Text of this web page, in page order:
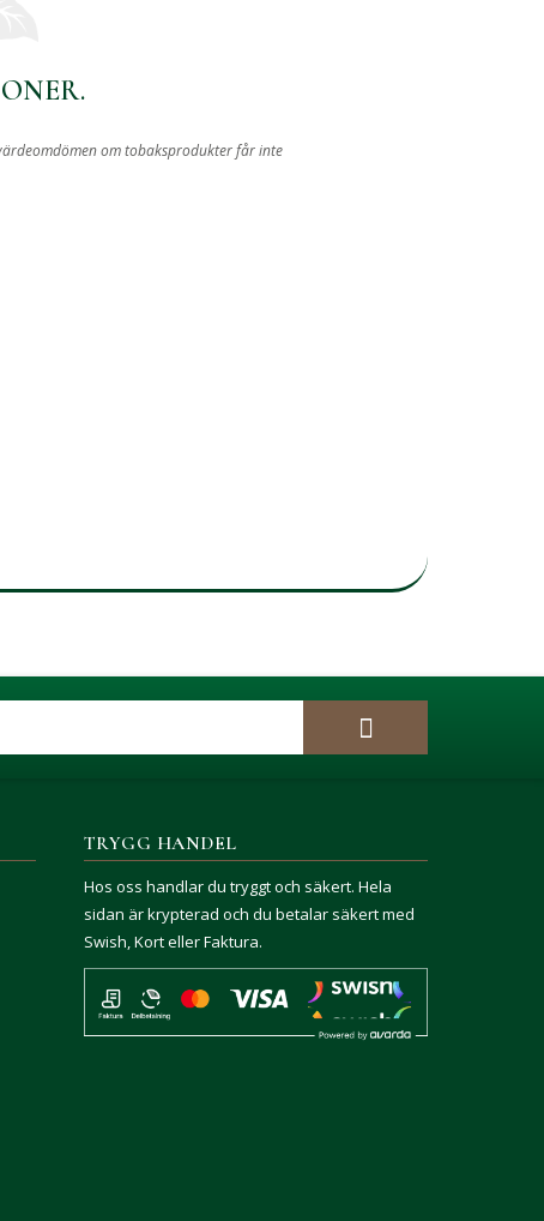
om tobaksprodukter får inte
TRYGG HANDEL
Hos oss handlar du tryggt och säkert. Hela
sidan är krypterad och du betalar säkert med
Swish, Kort eller Faktura.